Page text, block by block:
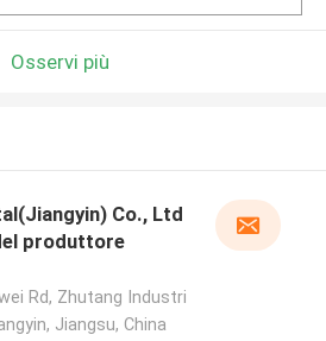
Osservi più
Co., Ltd
produttore
Rd, Zhutang Industri
Jiangsu, China